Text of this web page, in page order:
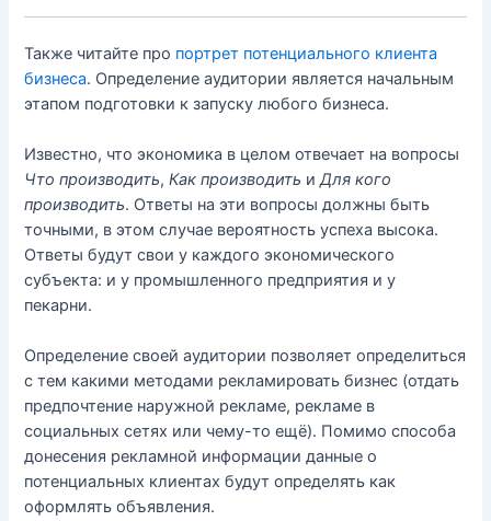
Также читайте про портрет потенциального клиента
бизнеса. Определение аудитории является начальным
этапом подготовки к запуску любого бизнеса.
Известно, что экономика в целом отвечает на вопросы
Что производить,Как производить иДля кого
производить. Ответы на эти вопросы должны быть
точными, в этом случае вероятность успеха высока.
Ответы будут свои у каждого экономического
субъекта: и у промышленного предприятия и у
пекарни.
Определение своей аудитории позволяет определиться
с тем какими методами рекламировать бизнес (отдать
предпочтение наружной рекламе, рекламе в
социальных сетях или чему-то ещё). Помимо способа
донесения рекламной информации данные о
потенциальных клиентах будут определять как
оформлять объявления.